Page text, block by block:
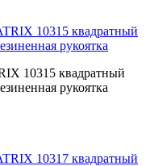
10315 квадратный
рукоятка